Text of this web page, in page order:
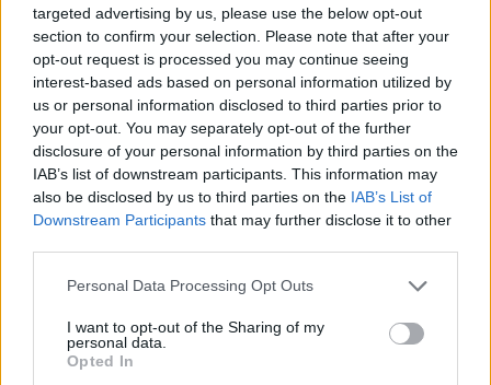
targeted advertising by us, please use the below opt-out
section to confirm your selection. Please note that after your
opt-out request is processed you may continue seeing
interest-based ads based on personal information utilized by
us or personal information disclosed to third parties prior to
your opt-out. You may separately opt-out of the further
disclosure of your personal information by third parties on the
IAB’s list of downstream participants. This information may
also be disclosed by us to third parties on the IAB’s List of
Downstream Participants that may further disclose it to other
Personal Data Processing Opt Outs
I want to opt-out of the Sharing of my
personal data.
Opted In
282 πυρόπληκτα ζώα διασώθηκαν στη φωτιά της
Ντίκμαν: Ανακοινώθηκε, προπονήθηκε και είναι έτοιμος
για το Σούπερ Καπ
19:42
Βενιζέλειο: Έπεσε τμήμα της οροφής στο γραφείο
επιμελητών ιατρών!
19:38
αριθμός των νεκρών, ανάμεσά τους και παιδιά